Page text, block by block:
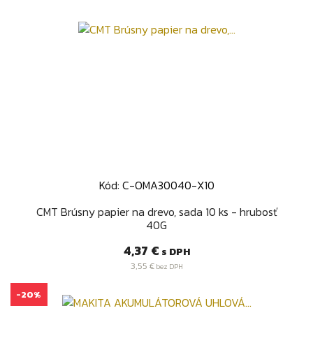
Kód: C-OMA30040-X10
CMT Brúsny papier na drevo, sada 10 ks - hrubosť
40G
Cena
4,37 € s DPH
3,55 €bez DPH
-20%